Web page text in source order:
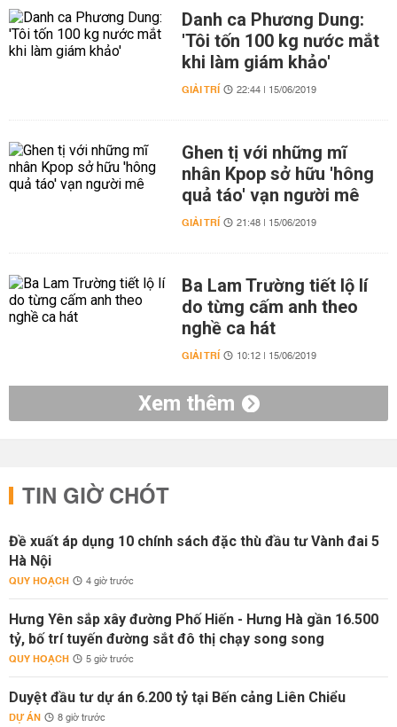
Danh ca Phương Dung:
'Tôi tốn 100 kg nước mắt
khi làm giám khảo'
GIẢI TRÍ 22:44 | 15/06/2019
Ghen tị với những mĩ
nhân Kpop sở hữu 'hông
quả táo' vạn người mê
GIẢI TRÍ 21:48 | 15/06/2019
Ba Lam Trường tiết lộ lí
do từng cấm anh theo
nghề ca hát
GIẢI TRÍ 10:12 | 15/06/2019
Xem thêm
TIN GIỜ CHÓT
Đề xuất áp dụng 10 chính sách đặc thù đầu tư Vành đai 5
Hà Nội
QUY HOẠCH 4 giờ trước
Hưng Yên sắp xây đường Phố Hiến - Hưng Hà gần 16.500
tỷ, bố trí tuyến đường sắt đô thị chạy song song
QUY HOẠCH 5 giờ trước
Duyệt đầu tư dự án 6.200 tỷ tại Bến cảng Liên Chiểu
DỰ ÁN 8 giờ trước